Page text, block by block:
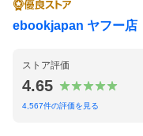
ebookjapan ヤフー店
ストア評価
4.65
4,567件の評価を見る